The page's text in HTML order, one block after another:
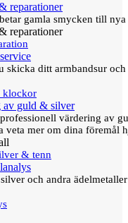
reparationer
gamla smycken till
reparationer
skicka ditt armbandsur
klockor
av guld & silver
värdering av
veta mer om dina föremål
& tenn
och andra